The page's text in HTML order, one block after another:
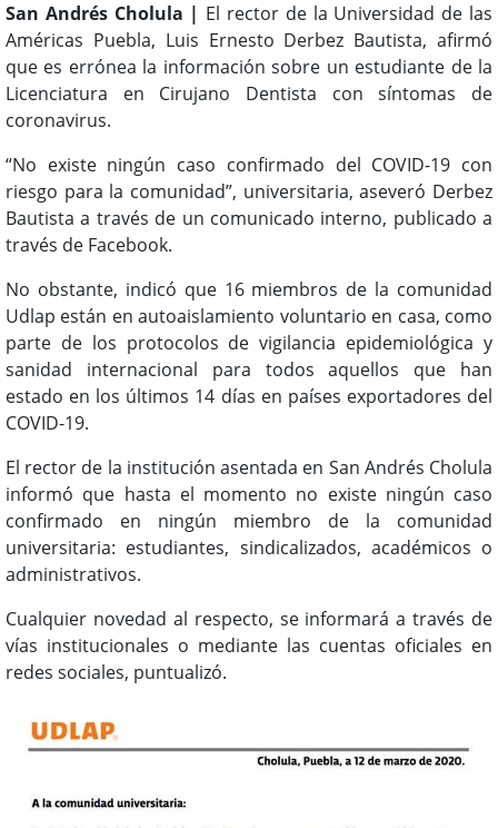
San Andrés Cholula | El rector de la Universidad de las
Américas Puebla, Luis Ernesto Derbez Bautista, afirmó
que es errónea la información sobre un estudiante de la
Licenciatura en Cirujano Dentista con síntomas de
coronavirus.
“No existe ningún caso confirmado del COVID-19 con
riesgo para la comunidad”, universitaria, aseveró Derbez
Bautista a través de un comunicado interno, publicado a
través de Facebook.
No obstante, indicó que 16 miembros de la comunidad
Udlap están en autoaislamiento voluntario en casa, como
parte de los protocolos de vigilancia epidemiológica y
sanidad internacional para todos aquellos que han
estado en los últimos 14 días en países exportadores del
COVID-19.
El rector de la institución asentada en San Andrés Cholula
informó que hasta el momento no existe ningún caso
confirmado en ningún miembro de la comunidad
universitaria: estudiantes, sindicalizados, académicos o
administrativos.
Cualquier novedad al respecto, se informará a través de
vías institucionales o mediante las cuentas oficiales en
redes sociales, puntualizó.